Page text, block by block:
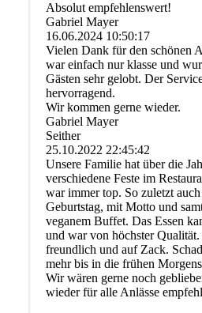
Absolut empfehlenswert!
Gabriel Mayer
16.06.2024 10:50:17
Vielen Dank für den schönen
war einfach nur klasse und
Gästen sehr gelobt. Der
hervorragend.
Wir kommen gerne wieder.
Gabriel Mayer
Seither
25.10.2022 22:45:42
Unsere Familie hat über die
verschiedene Feste im
war immer top. So zuletzt
Geburtstag, mit Motto und
veganem Buffet. Das Essen
und war von höchster
freundlich und auf Zack.
mehr bis in die frühen
Wir wären gerne noch
wieder für alle Anlässe